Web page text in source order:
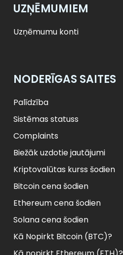
UZŅĒMUMIEM
Uzņēmumu konti
NODERĪGAS SAITES
Palīdzība
Sistēmas statuss
Complaints
Biežāk uzdotie jautājumi
Kriptovalūtas kurss šodien
Bitcoin cena šodien
Ethereum cena šodien
Solana cena šodien
Kā Nopirkt Bitcoin (BTC)?